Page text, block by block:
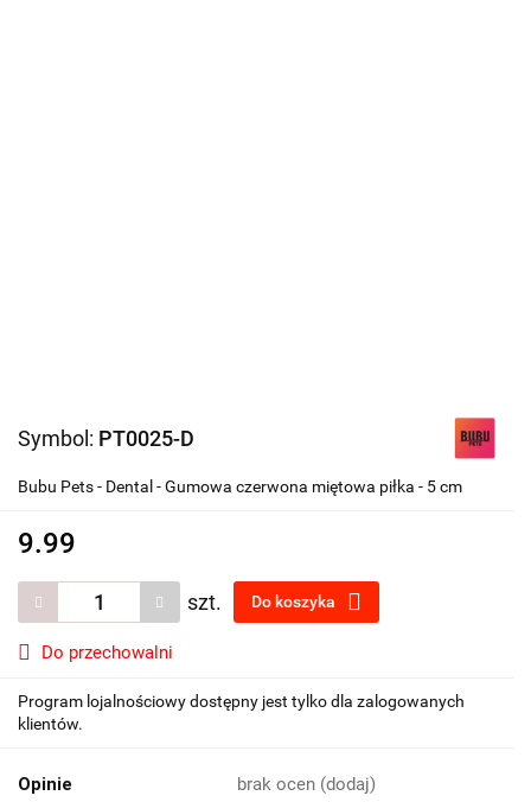
Symbol: PT0025-D
Bubu Pets - Dental - Gumowa czerwona miętowa piłka - 5 cm
9.99
szt. Do koszyka
Do przechowalni
Program lojalnościowy dostępny jest tylko dla zalogowanych
klientów.
Opinie brak ocen (dodaj)